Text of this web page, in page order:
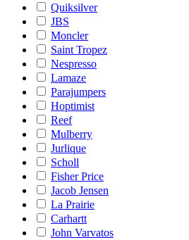
Quiksilver
JBS
Moncler
Saint Tropez
Nespresso
Lamaze
Parajumpers
Hoptimist
Reef
Mulberry
Jurlique
Scholl
Fisher Price
Jacob Jensen
La Prairie
Carhartt
John Varvatos